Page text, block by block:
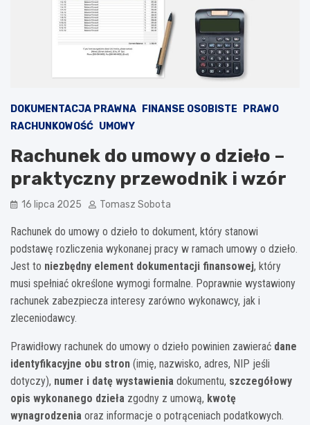
DOKUMENTACJA PRAWNA FINANSE OSOBISTE
PRAWO
RACHUNKOWOŚĆ UMOWY
Rachunek do umowy o dzieło –
praktyczny przewodnik i wzór
16 lipca 2025 Tomasz Sobota
Rachunek do umowy o dzieło to dokument, który stanowi
podstawę rozliczenia wykonanej pracy w ramach umowy o dzieło.
Jest to niezbędny element dokumentacji finansowej, który
musi spełniać określone wymogi formalne. Poprawnie wystawiony
rachunek zabezpiecza interesy zarówno wykonawcy, jak i
zleceniodawcy.
Prawidłowy rachunek do umowy o dzieło powinien zawierać dane
identyfikacyjne obu stron (imię, nazwisko, adres, NIP jeśli
dotyczy), numer i datę wystawienia dokumentu, szczegółowy
opis wykonanego dzieła zgodny z umową, kwotę
wynagrodzenia oraz informacje o potrąceniach podatkowych.